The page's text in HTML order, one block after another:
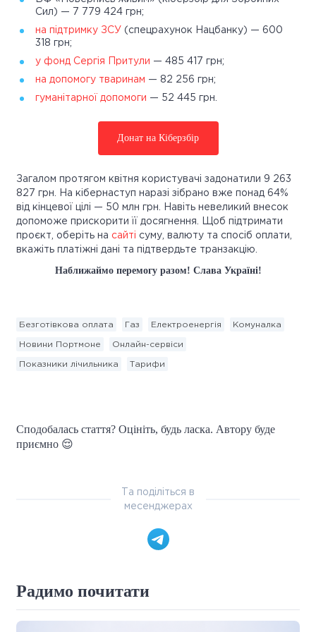
Сил) — 7 779 424 грн;
на підтримку ЗСУ (спецрахунок Нацбанку) — 600
318 грн;
у фонд Сергія Притули — 485 417 грн;
на допомогу тваринам — 82 256 грн;
гуманітарної допомоги — 52 445 грн.
Донат на Кіберзбір
Загалом протягом квітня користувачі задонатили 9 263
827 грн. На кібернаступ наразі зібрано вже понад 64%
від кінцевої цілі — 50 млн грн. Навіть невеликий внесок
допоможе прискорити її досягнення. Щоб підтримати
проєкт, оберіть на сайті суму, валюту та спосіб оплати,
вкажіть платіжні дані та підтвердьте транзакцію.
Наближаймо перемогу разом! Слава Україні!
Безготівкова оплата Газ Електроенергія Комуналка
Новини Портмоне Онлайн-сервіси
Показники лічильника Тарифи
Сподобалась стаття? Оцініть, будь ласка. Автору буде
приємно 😌
Та поділіться в
месенджерах
Радимо почитати